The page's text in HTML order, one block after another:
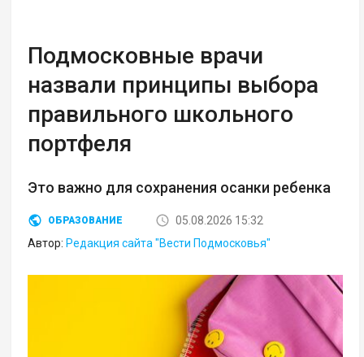
Подмосковные врачи
назвали принципы выбора
правильного школьного
портфеля
Это важно для сохранения осанки ребенка
ОБРАЗОВАНИЕ
05.08.2026 15:32
Автор: Редакция сайта "Вести Подмосковья"